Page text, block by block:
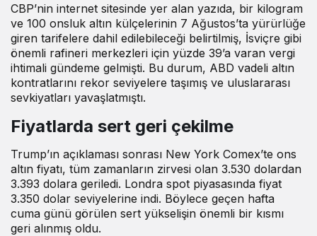
CBP’nin internet sitesinde yer alan yazıda, bir kilogram
ve 100 onsluk altın külçelerinin 7 Ağustos’ta yürürlüğe
giren tarifelere dahil edilebileceği belirtilmiş, İsviçre gibi
önemli rafineri merkezleri için yüzde 39’a varan vergi
ihtimali gündeme gelmişti. Bu durum, ABD vadeli altın
kontratlarını rekor seviyelere taşımış ve uluslararası
sevkiyatları yavaşlatmıştı.
Fiyatlarda sert geri çekilme
Trump’ın açıklaması sonrası New York Comex’te ons
altın fiyatı, tüm zamanların zirvesi olan 3.530 dolardan
3.393 dolara geriledi. Londra spot piyasasında fiyat
3.350 dolar seviyelerine indi. Böylece geçen hafta
cuma günü görülen sert yükselişin önemli bir kısmı
geri alınmış oldu.